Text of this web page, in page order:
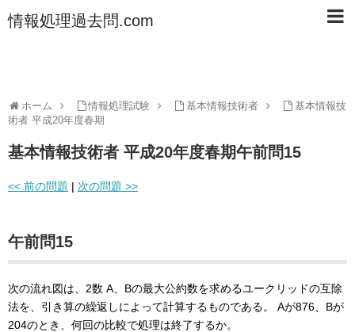
情報処理過去問.com
ホーム 情報処理試験 基本情報技術者
基本情報技
術者 平成20年度春期
基本情報技術者 平成20年度春期午前問15
<< 前の問題 | 次の問題 >>
午前問15
次の流れ図は、2数 A、Bの最大公約数を求めるユークリッドの互除
法を、引き算の繰返しによって計算するものである。 Aが876、Bが
204のとき、何回の比較で処理は終了するか。